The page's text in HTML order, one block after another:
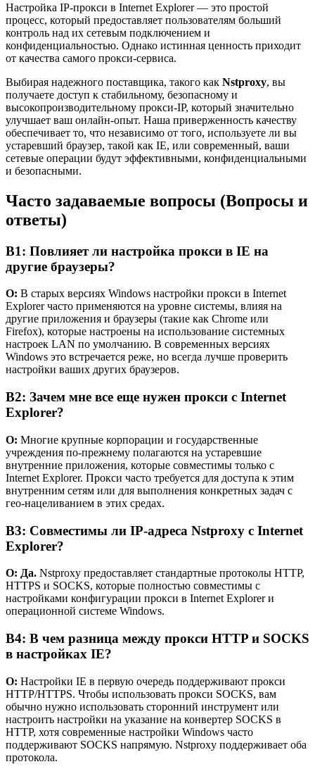
Настройка IP-прокси в Internet Explorer — это простой
процесс, который предоставляет пользователям больший
контроль над их сетевым подключением и
конфиденциальностью. Однако истинная ценность приходит
от качества самого прокси-сервиса.
Выбирая надежного поставщика, такого как Nstproxy, вы
получаете доступ к стабильному, безопасному и
высокопроизводительному прокси-IP, который значительно
улучшает ваш онлайн-опыт. Наша приверженность качеству
обеспечивает то, что независимо от того, используете ли вы
устаревший браузер, такой как IE, или современный, ваши
сетевые операции будут эффективными, конфиденциальными
и безопасными.
Часто задаваемые вопросы (Вопросы и
ответы)
В1: Повлияет ли настройка прокси в IE на
другие браузеры?
О: В старых версиях Windows настройки прокси в Internet
Explorer часто применяются на уровне системы, влияя на
другие приложения и браузеры (такие как Chrome или
Firefox), которые настроены на использование системных
настроек LAN по умолчанию. В современных версиях
Windows это встречается реже, но всегда лучше проверить
настройки ваших других браузеров.
В2: Зачем мне все еще нужен прокси с Internet
Explorer?
О: Многие крупные корпорации и государственные
учреждения по-прежнему полагаются на устаревшие
внутренние приложения, которые совместимы только с
Internet Explorer. Прокси часто требуется для доступа к этим
внутренним сетям или для выполнения конкретных задач с
гео-нацеливанием в этих средах.
В3: Совместимы ли IP-адреса Nstproxy с Internet
Explorer?
О: Да. Nstproxy предоставляет стандартные протоколы HTTP,
HTTPS и SOCKS, которые полностью совместимы с
настройками конфигурации прокси в Internet Explorer и
операционной системе Windows.
В4: В чем разница между прокси HTTP и SOCKS
в настройках IE?
О: Настройки IE в первую очередь поддерживают прокси
HTTP/HTTPS. Чтобы использовать прокси SOCKS, вам
обычно нужно использовать сторонний инструмент или
настроить настройки на указание на конвертер SOCKS в
HTTP, хотя современные настройки Windows часто
поддерживают SOCKS напрямую. Nstproxy поддерживает оба
протокола.